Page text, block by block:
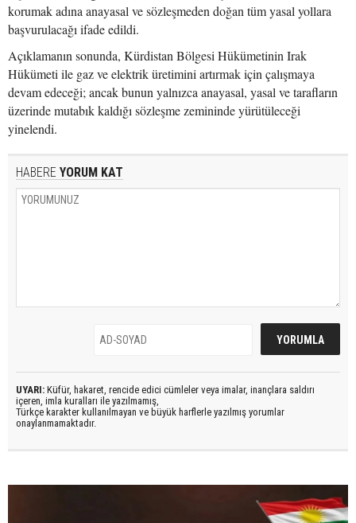
korumak adına anayasal ve sözleşmeden doğan tüm yasal yollara
başvurulacağı ifade edildi.
Açıklamanın sonunda, Kürdistan Bölgesi Hükümetinin Irak
Hükümeti ile gaz ve elektrik üretimini artırmak için çalışmaya
devam edeceği; ancak bunun yalnızca anayasal, yasal ve tarafların
üzerinde mutabık kaldığı sözleşme zemininde yürütüleceği
yinelendi.
HABERE YORUM KAT
UYARI: Küfür, hakaret, rencide edici cümleler veya imalar, inançlara saldırı
içeren, imla kuralları ile yazılmamış,
Türkçe karakter kullanılmayan ve büyük harflerle yazılmış yorumlar
onaylanmamaktadır.